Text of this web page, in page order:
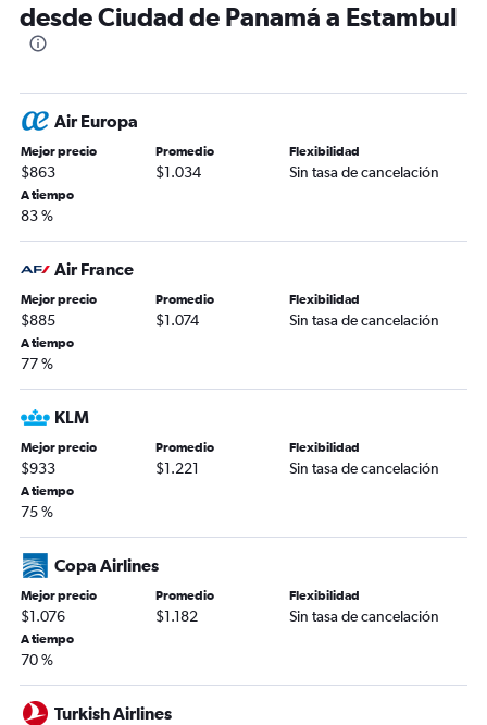
desde Ciudad de Panamá a Estambul
Air Europa
Mejor precio
$863
Promedio
$1.034
Flexibilidad
Sin tasa de cancelación
A tiempo
83 %
Air France
Mejor precio
$885
Promedio
$1.074
Flexibilidad
Sin tasa de cancelación
A tiempo
77 %
KLM
Mejor precio
$933
Promedio
$1.221
Flexibilidad
Sin tasa de cancelación
A tiempo
75 %
Copa Airlines
Mejor precio
$1.076
Promedio
$1.182
Flexibilidad
Sin tasa de cancelación
A tiempo
70 %
Turkish Airlines